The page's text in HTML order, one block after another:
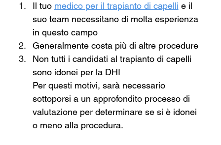
Il tuo medico per il trapianto di capelli e il
suo team necessitano di molta esperienza
in questo campo
Generalmente costa più di altre procedure
Non tutti i candidati al trapianto di capelli
sono idonei per la DHI
Per questi motivi, sarà necessario
sottoporsi a un approfondito processo di
valutazione per determinare se si è idonei
o meno alla procedura.